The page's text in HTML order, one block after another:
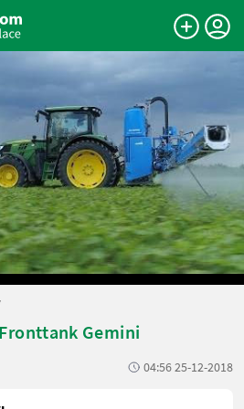
Gemini
04:56 25-12-2018